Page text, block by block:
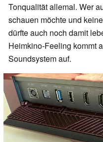
Tonqualität allemal. Wer
schauen möchte und
dürfte auch noch damit
Heimkino-Feeling kommt
Soundsystem auf.